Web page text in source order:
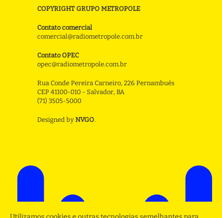
COPYRIGHT GRUPO METROPOLE
Contato comercial
comercial@radiometropole.com.br
Contato OPEC
opec@radiometropole.com.br
Rua Conde Pereira Carneiro, 226 Pernambués
CEP 41100-010 - Salvador, BA
(71) 3505-5000
Designed by NVGO.